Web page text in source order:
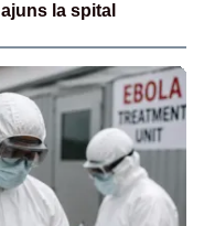
la spital